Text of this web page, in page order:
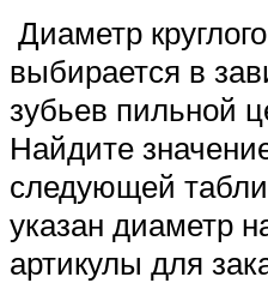
Диаметр
выбирается в
зубьев пильной
Найдите
следующей
указан диаметр
артикулы для